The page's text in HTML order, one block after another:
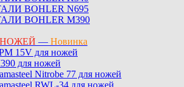
BOHLER N695
BOHLER M390
— Новинка
15V для ножей
для ножей
Nitrobe 77 для ножей
RWL-34 для ножей